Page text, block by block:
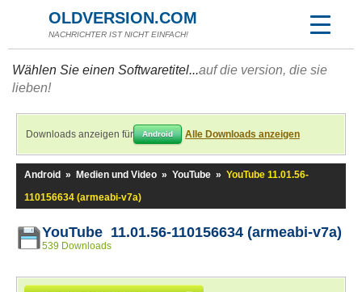
OLDVERSION.COM
NACHRICHTER IST NICHT EINFACH!
Wählen Sie einen Softwaretitel...auf die version, die sie
lieben!
Downloads anzeigen für Android Alle Downloads anzeigen
Android » Medien und Video » YouTube » YouTube 11.01.56-
110156634 (armeabi-v7a)
YouTube 11.01.56-110156634 (armeabi-v7a)
539 Downloads